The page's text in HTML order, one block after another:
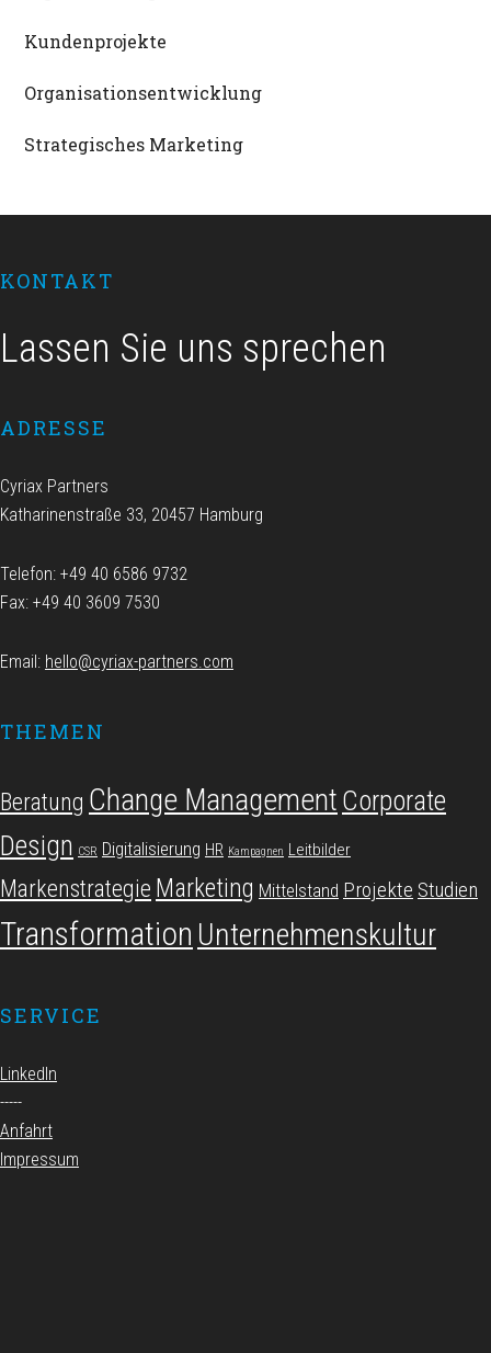
Kundenprojekte
Organisationsentwicklung
Strategisches Marketing
KONTAKT
Lassen Sie uns sprechen
ADRESSE
Cyriax Partners
Katharinenstraße 33, 20457 Hamburg
Telefon: +49 40 6586 9732
Fax: +49 40 3609 7530
Email: hello@cyriax-partners.com
THEMEN
Beratung Change Management Corporate
Design CSR Digitalisierung HR Kampagnen Leitbilder
Markenstrategie Marketing Mittelstand Projekte Studien
Transformation Unternehmenskultur
SERVICE
LinkedIn
-----
Anfahrt
Impressum